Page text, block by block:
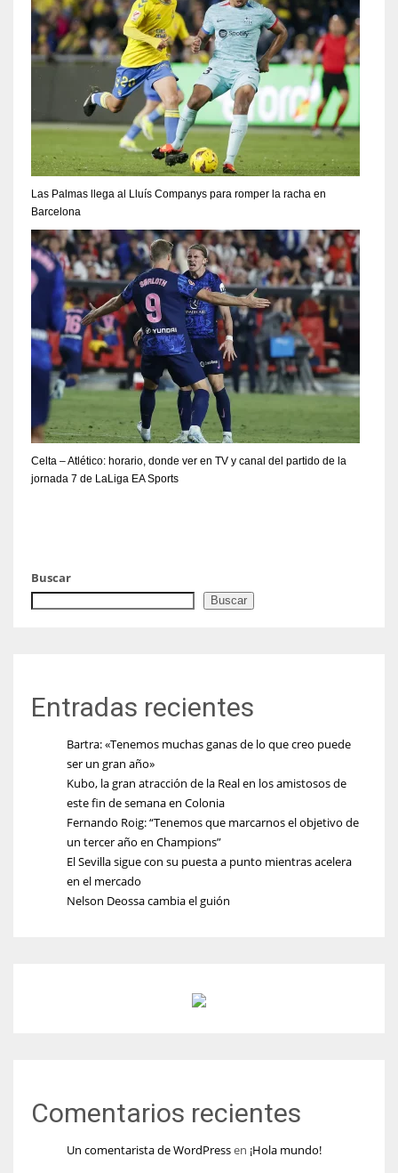
Las Palmas llega al Lluís Companys para romper la racha en
Barcelona
Celta – Atlético: horario, donde ver en TV y canal del partido de la
jornada 7 de LaLiga EA Sports
Buscar
Buscar
Entradas recientes
Bartra: «Tenemos muchas ganas de lo que creo puede
ser un gran año»
Kubo, la gran atracción de la Real en los amistosos de
este fin de semana en Colonia
Fernando Roig: “Tenemos que marcarnos el objetivo de
un tercer año en Champions”
El Sevilla sigue con su puesta a punto mientras acelera
en el mercado
Nelson Deossa cambia el guión
Comentarios recientes
Un comentarista de WordPressen ¡Hola mundo!